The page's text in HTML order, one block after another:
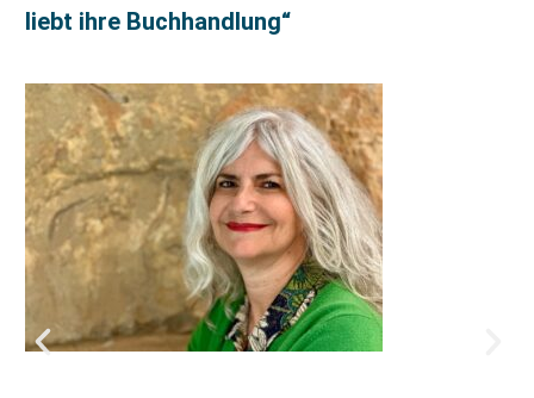
liebt ihre Buchhandlung“